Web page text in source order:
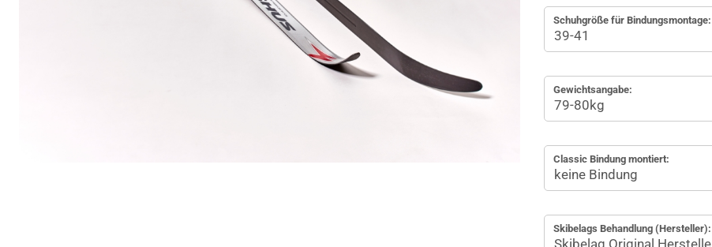
Schuhgröße für Bindungsmontage:
Gewichtsangabe:
Classic Bindung montiert:
Skibelags Behandlung (Hersteller):